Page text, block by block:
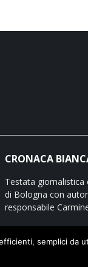
CRONACA
Testata giornalistica
di Bologna con
responsabile
Note legali e privacy
semplici da